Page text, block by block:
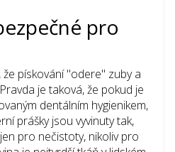
pro
pískování "odere" zuby a
je taková, že pokud je
dentálním hygienikem,
prášky jsou vyvinuty tak,
pro nečistoty, nikoliv pro